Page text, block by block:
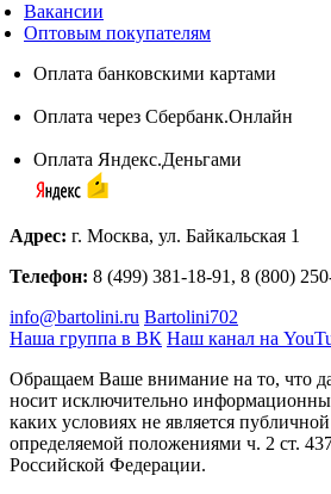
Вакансии
Оптовым покупателям
Оплата банковскими картами
Оплата через Сбербанк.Онлайн
Оплата Яндекс.Деньгами
Адрес: г. Москва, ул. Байкальская 1
Телефон: 8 (499) 381-18-91, 8 (800)
info@bartolini.ru Bartolini702
Наша группа в ВК Наш канал на
Обращаем Ваше внимание на то, что
носит исключительно
каких условиях не является
определяемой положениями ч. 2 ст.
Российской Федерации.